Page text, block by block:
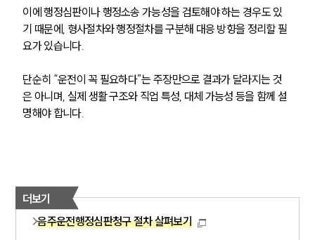
이에 행정심판이나 행정소송 가능성을 검토해야 하는 경우도 있
기 때문에, 형사절차와 행정절차를 구분해 대응 방향을 정리할 필
요가 있습니다.
단순히 “운전이 꼭 필요하다”는 주장만으로 결과가 달라지는 것
은 아니며, 실제 생활 구조와 직업 특성, 대체 가능성 등을 함께 설
명해야 합니다.
더보기
음주운전행정심판청구 절차 살펴보기